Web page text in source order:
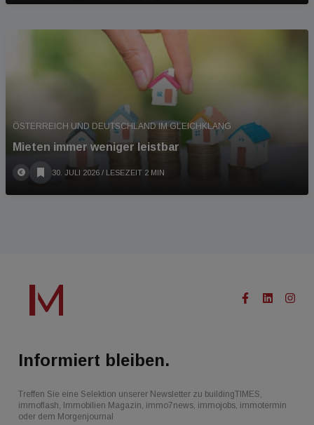
ÖSTERREICH UND DEUTSCHLAND IM GLEICHKLANG
Mieten immer weniger leistbar
30. JULI 2026 / LESEZEIT 2 MIN
Informiert bleiben.
Treffen Sie eine Selektion unserer Newsletter zu buildingTIMES,
immoflash, Immobilien Magazin, immo7news, immojobs, immotermin
oder dem Morgenjournal